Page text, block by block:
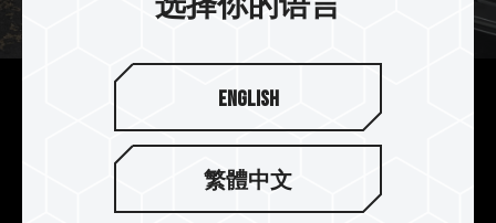
优异读取写入速度 光速传输体
T-CREATE EXPERT CFexpress Plus Type B 存储
English
繁體中文